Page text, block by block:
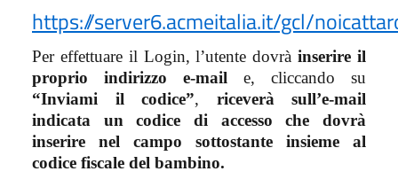
https://server6.acmeitalia.it/gcl/
Per effettuare il Login, l’utente dovràinserire il
proprio indirizzo e-mail e, cliccando su
“Inviami il codice”, riceverà sull’e-mail
indicata un codice di accesso che dovrà
inserire nel campo sottostante insieme al
codice fiscale del bambino.